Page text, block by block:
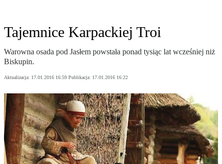
Tajemnice Karpackiej Troi
Warowna osada pod Jasłem powstała ponad tysiąc lat wcześniej niż
Biskupin.
Aktualizacja: 17.01.2016 16:59 Publikacja: 17.01.2016 16:22